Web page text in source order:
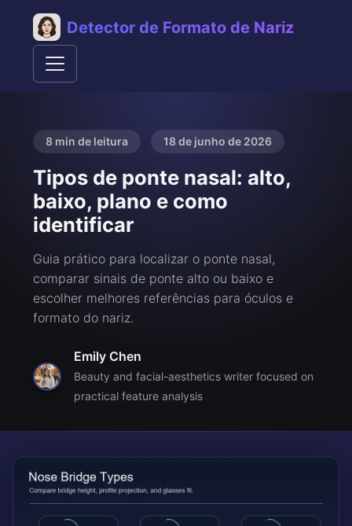
Detector de Formato de Nariz
8 min de leitura 18 de junho de 2026
Tipos de ponte nasal: alto,
baixo, plano e como
identificar
Guia prático para localizar o ponte nasal,
comparar sinais de ponte alto ou baixo e
escolher melhores referências para óculos e
formato do nariz.
Emily Chen
Beauty and facial-aesthetics writer focused on
practical feature analysis